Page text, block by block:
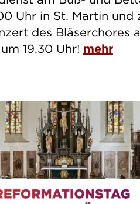
Uhr in St. Martin und
des Bläserchores
19.30 Uhr! mehr